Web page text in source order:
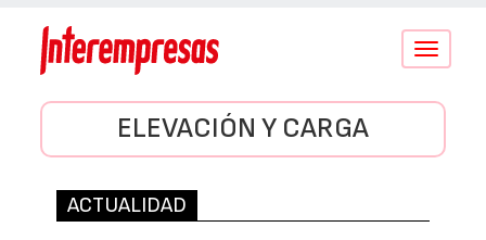
Conmutar
ELEVACIÓN Y CARGA
ACTUALIDAD